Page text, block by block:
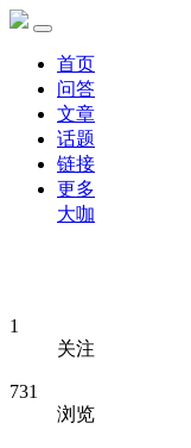
首页
问答
文章
话题
链接
更多
大咖
1
关注
731
浏览